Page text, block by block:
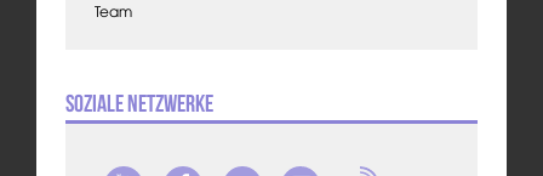
Team
Soziale Netzwerke